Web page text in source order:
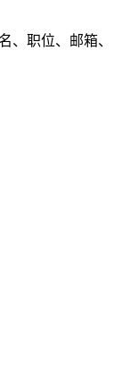
、职位、邮箱、